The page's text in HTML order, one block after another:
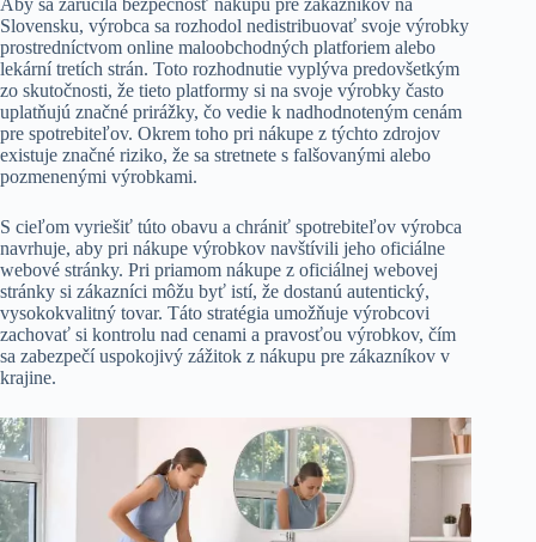
Slovensku, výrobca sa rozhodol nedistribuovať svoje výrobky
prostredníctvom online maloobchodných platforiem alebo
lekární tretích strán. Toto rozhodnutie vyplýva predovšetkým
zo skutočnosti, že tieto platformy si na svoje výrobky často
uplatňujú značné prirážky, čo vedie k nadhodnoteným cenám
pre spotrebiteľov. Okrem toho pri nákupe z týchto zdrojov
existuje značné riziko, že sa stretnete s falšovanými alebo
pozmenenými výrobkami.
S cieľom vyriešiť túto obavu a chrániť spotrebiteľov výrobca
navrhuje, aby pri nákupe výrobkov navštívili jeho oficiálne
webové stránky. Pri priamom nákupe z oficiálnej webovej
stránky si zákazníci môžu byť istí, že dostanú autentický,
vysokokvalitný tovar. Táto stratégia umožňuje výrobcovi
zachovať si kontrolu nad cenami a pravosťou výrobkov, čím
sa zabezpečí uspokojivý zážitok z nákupu pre zákazníkov v
krajine.